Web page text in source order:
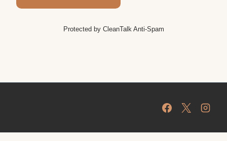
Protected by CleanTalk Anti-Spam